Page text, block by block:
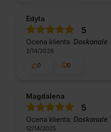
Edyta
5
Ocena klienta: Doskonale
2/14/2026
0
0
Magdalena
5
Ocena klienta: Doskonale
12/14/2025